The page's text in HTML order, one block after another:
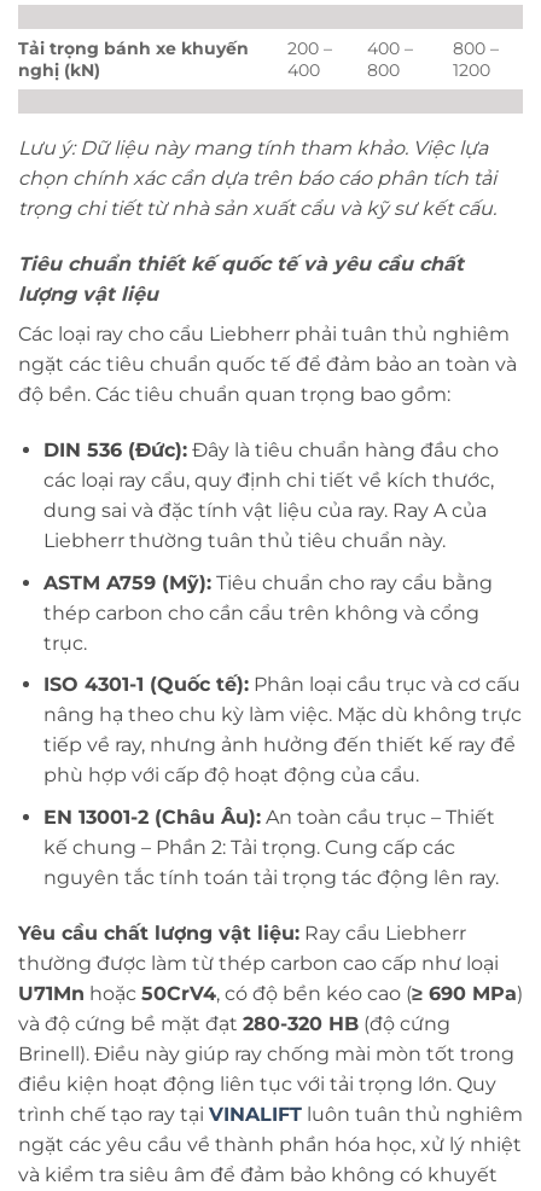
Tải trọng bánh xe khuyến
nghị (kN)
200 –
400
400 –
800
800 –
1200
Lưu ý: Dữ liệu này mang tính tham khảo. Việc lựa
chọn chính xác cần dựa trên báo cáo phân tích tải
trọng chi tiết từ nhà sản xuất cẩu và kỹ sư kết cấu.
Tiêu chuẩn thiết kế quốc tế và yêu cầu chất
lượng vật liệu
Các loại ray cho cẩu Liebherr phải tuân thủ nghiêm
ngặt các tiêu chuẩn quốc tế để đảm bảo an toàn và
độ bền. Các tiêu chuẩn quan trọng bao gồm:
DIN 536 (Đức):Đây là tiêu chuẩn hàng đầu cho
các loại ray cẩu, quy định chi tiết về kích thước,
dung sai và đặc tính vật liệu của ray. Ray A của
Liebherr thường tuân thủ tiêu chuẩn này.
ASTM A759 (Mỹ):Tiêu chuẩn cho ray cẩu bằng
thép carbon cho cần cẩu trên không và cổng
trục.
ISO 4301-1 (Quốc tế):Phân loại cầu trục và cơ cấu
nâng hạ theo chu kỳ làm việc. Mặc dù không trực
tiếp về ray, nhưng ảnh hưởng đến thiết kế ray để
phù hợp với cấp độ hoạt động của cẩu.
EN 13001-2 (Châu Âu):An toàn cầu trục – Thiết
kế chung – Phần 2: Tải trọng. Cung cấp các
nguyên tắc tính toán tải trọng tác động lên ray.
Yêu cầu chất lượng vật liệu: Ray cẩu Liebherr
thường được làm từ thép carbon cao cấp như loại
U71Mn hoặc 50CrV4, có độ bền kéo cao (≥ 690 MPa)
và độ cứng bề mặt đạt 280-320 HB (độ cứng
Brinell). Điều này giúp ray chống mài mòn tốt trong
điều kiện hoạt động liên tục với tải trọng lớn. Quy
trình chế tạo ray tại VINALIFT luôn tuân thủ nghiêm
ngặt các yêu cầu về thành phần hóa học, xử lý nhiệt
và kiểm tra siêu âm để đảm bảo không có khuyết